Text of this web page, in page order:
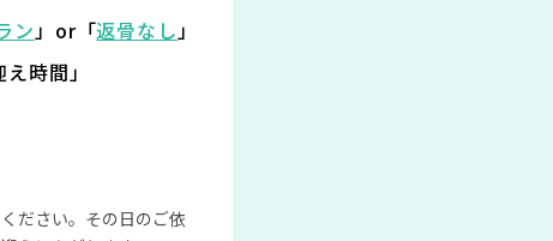
ン」or「返骨なし」
時間」
ださい。その日のご依